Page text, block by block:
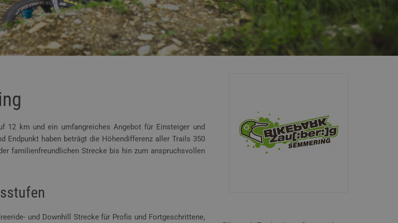
12 km und ein umfangreiches Angebot für Einsteiger und
Endpunkt haben beträgt die Höhendifferenz aller Trails 350
familienfreundlichen Strecke bis hin zum anspruchsvollen
und Downhill Strecke für Profis und Fortgeschrittene,